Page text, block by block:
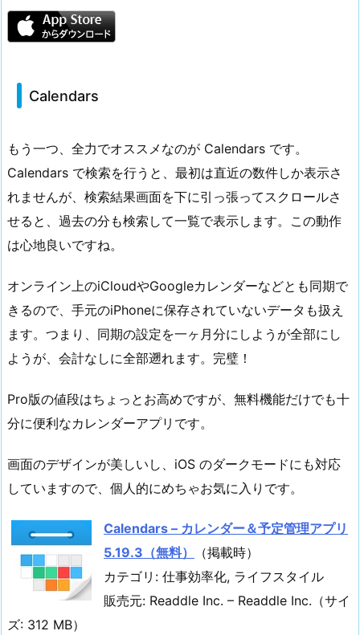
Calendars
もう一つ、全力でオススメなのが Calendars です。
Calendars で検索を行うと、最初は直近の数件しか表示さ
れませんが、検索結果画面を下に引っ張ってスクロールさ
せると、 過去の分も検索して一覧で表示します。この動作
は心地良いですね。
オンライン上のiCloudやGoogleカレンダーなどとも同期で
きるので、手元のiPhoneに保存されていないデータも扱え
ます。つまり、同期の設定を一ヶ月分にしようが全部にし
ようが、会計なしに全部遡れます。 完璧！
Pro版の値段はちょっとお高めですが、無料機能だけでも十
分に便利なカレンダーアプリです。
画面のデザインが美しいし、iOS のダークモードにも対応
していますので、個人的にめちゃお気に入りです。
Calendars – カレンダー＆予定管理アプリ
5.19.3（無料）
（掲載時）
カテゴリ: 仕事効率化, ライフスタイル
販売元: Readdle Inc. – Readdle Inc.（サイ
ズ: 312 MB）